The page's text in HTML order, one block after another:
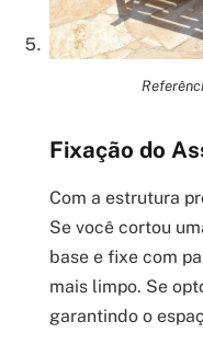
Fixação do
Com a estrutura
Se você cortou
base e fixe com
mais limpo. Se
garantindo o